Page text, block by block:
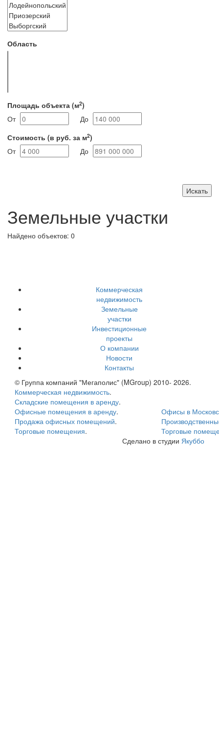
Область
Площадь объекта (м2)
От
До
Стоимость (в руб. за м2)
От
До
Искать
Земельные участки
Найдено объектов: 0
Коммерческая
недвижимость
Земельные
участки
Инвестиционные
проекты
О компании
Новости
Контакты
© Группа компаний "Мегаполис" (MGroup) 2010- 2026.
Коммерческая недвижимость.
Складские помещения в аренду.
Офисные помещения в аренду.
Продажа офисных помещений.
Торговые помещения.
Офисы в
Торговые
Сделано в студии Якуббо